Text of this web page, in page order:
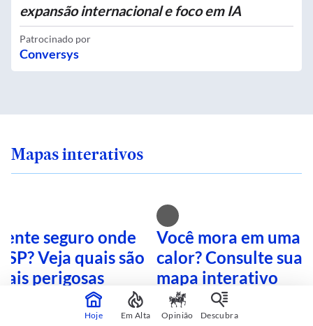
expansão internacional e foco em IA
Patrocinado por
Conversys
Mapas interativos
seguro onde
SP? Veja quais são
perigosas
Você mora em uma
calor? Consulte sua
mapa interativo
Hoje Em Alta Opinião Descubra